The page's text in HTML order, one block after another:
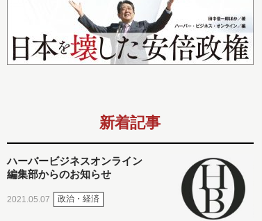
新着記事
ハーバービジネスオンライン
編集部からのお知らせ
2021.05.07 政治・経済